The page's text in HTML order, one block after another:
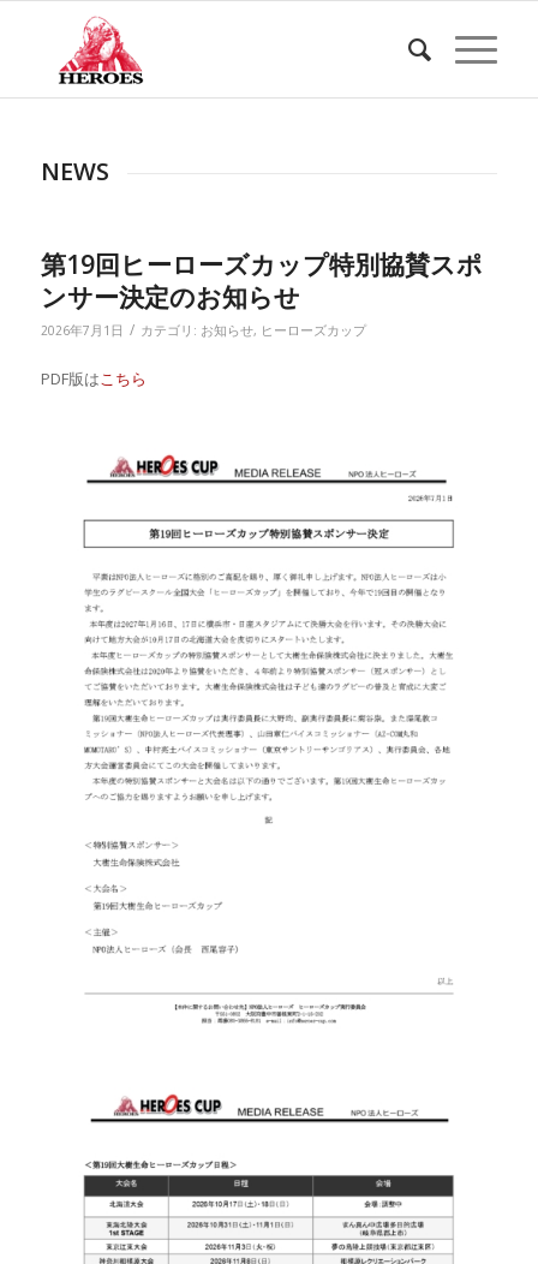
NEWS
第19回ヒーローズカップ特別協賛スポ
ンサー決定のお知らせ
2026年7月1日 / カテゴリ: お知らせ, ヒーローズカップ
PDF版はこちら